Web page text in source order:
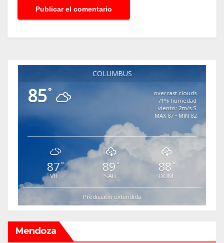
COLUMBUS
85°
overcast clouds
71% humedad
viento: 2m/s S
MAX 87 • MIN 82
87 °
VIE
89 °
SAB
88 °
DOM
Predicción extendida
Mendoza